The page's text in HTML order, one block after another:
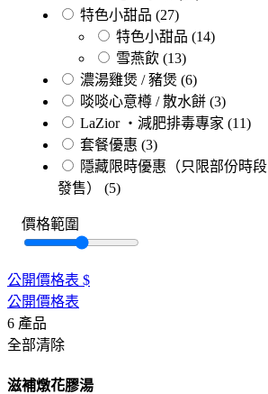
特色小甜品 (27)
特色小甜品 (14)
雪燕飲 (13)
濃湯雞煲 / 豬煲 (6)
啖啖心意樽 / 散水餅 (3)
LaZior ・減肥排毒專家 (11)
套餐優惠 (3)
隱藏限時優惠（只限部份時段
發售）
(5)
價格範圍
公開價格表 $
公開價格表
6 產品
全部清除
滋補燉花膠湯